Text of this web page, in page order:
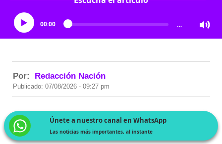
00:00 …
Por: Redacción Nación
Publicado: 07/08/2026 - 09:27 pm
Únete a nuestro canal en WhatsApp
Las noticias más importantes, al instante